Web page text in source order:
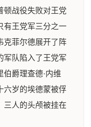
顿战役失败对王党
有王党军三分之一
克菲尔德展开了阵
军队陷入了王党军
爵理查德·内维
六岁的埃德蒙被俘
三人的头颅被挂在